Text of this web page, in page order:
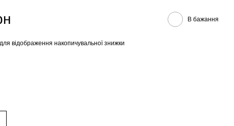
В бажання
для відображення накопичувальної знижки